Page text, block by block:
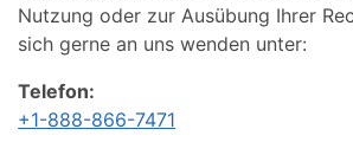
Nutzung oder zur Ausübung Ihrer
sich gerne an uns wenden unter:
Telefon:
+1-888-866-7471